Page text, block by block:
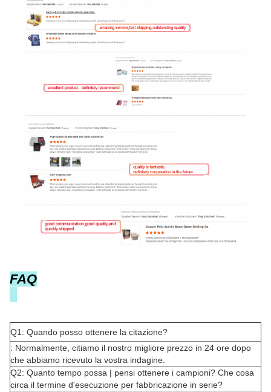
FAQ
Q1: Quando posso ottenere la citazione?
: Normalmente, citiamo il nostro migliore prezzo in 24 ore dopo
che abbiamo ricevuto la vostra indagine.
Q2: Quanto tempo possa | pensi ottenere i campioni? Che cosa
circa il termine d'esecuzione per fabbricazione in serie?